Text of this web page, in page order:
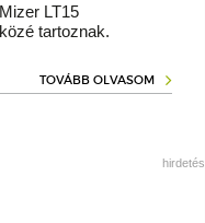
LT15
tartoznak.
TOVÁBB OLVASOM
hirdetés